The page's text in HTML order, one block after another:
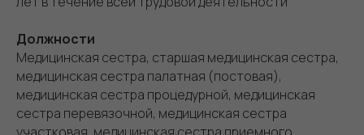
Должности
Медицинская сестра, старшая медицинская сестра,
медицинская сестра палатная (постовая),
медицинская сестра процедурной, медицинская
сестра перевязочной, медицинская сестра